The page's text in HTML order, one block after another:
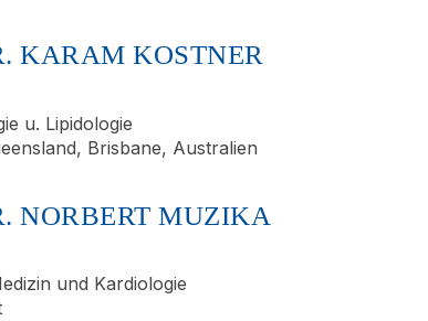
KARAM KOSTNER
u. Lipidologie
Brisbane, Australien
NORBERT MUZIKA
und Kardiologie